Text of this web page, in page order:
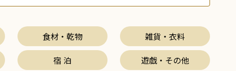
食材・乾物
雑貨・衣料
宿 泊 遊戯・その他